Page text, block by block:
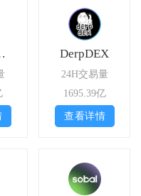
DerpDEX
24H交易量
1695.39亿
查看详情